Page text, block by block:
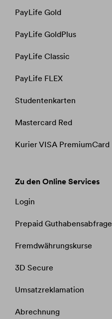
PayLife Gold
PayLife GoldPlus
PayLife Classic
PayLife FLEX
Studentenkarten
Mastercard Red
Kurier VISA PremiumCard
Zu den Online Services
Login
Prepaid Guthabensabfrage​​​​​​​
Fremdwährungskurse​​​​​​​
3D Secure
Umsatzreklamation
Abrechnung